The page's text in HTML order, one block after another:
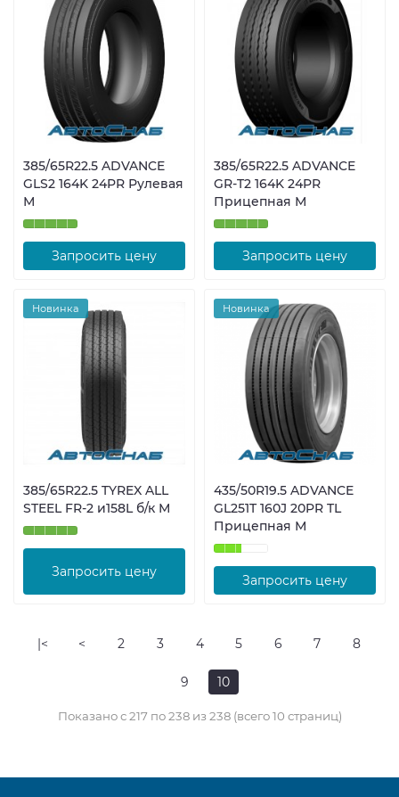
385/65R22.5 ADVANCE
GLS2 164K 24PR Рулевая
М
Запросить цену
385/65R22.5 ADVANCE
GR-T2 164K 24PR
Прицепная М
Запросить цену
Новинка
385/65R22.5 TYREX ALL
STEEL FR-2 и158L б/к М
Запросить цену
Новинка
435/50R19.5 ADVANCE
GL251T 160J 20PR TL
Прицепная М
Запросить цену
|< < 2 3 4 5 6 7 8
9 10
Показано с 217 по 238 из 238 (всего 10 страниц)